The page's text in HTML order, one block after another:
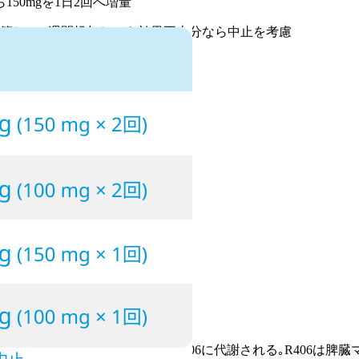
し､ 12週間投与しても効果不十分なら中止を考慮
脱リン酸化され､活性本体R406に代謝される｡R406は脾